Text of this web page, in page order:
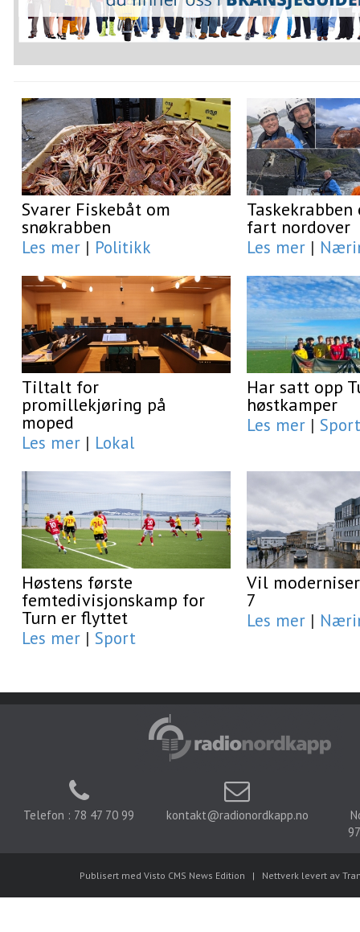
Svarer Fiskebåt om
snøkrabben
Les mer | Politikk
fart nordover
Les mer |
Tiltalt for
promillekjøring på
moped
Les mer | Lokal
Har satt opp
høstkamper
Les mer | Sport
Høstens første
femtedivisjonskamp for
Turn er flyttet
Les mer | Sport
Vil
7
Les mer |
Telefon : 78 47 70 99 kontakt@radionordkapp.no
Publisert med Visto CMS News Edition | Nettverk levert av